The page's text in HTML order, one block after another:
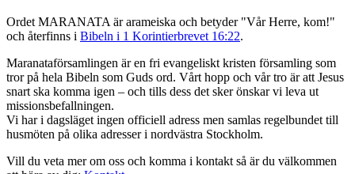
Ordet MARANATA är arameiska och betyder "Vår Herre, kom!"
och återfinns i Bibeln i 1 Korintierbrevet 16:22.
Maranataförsamlingen är en fri evangeliskt kristen församling som
tror på hela Bibeln som Guds ord. Vårt hopp och vår tro är att Jesus
snart ska komma igen – och tills dess det sker önskar vi leva ut
missionsbefallningen.
Vi har i dagsläget ingen officiell adress men samlas regelbundet till
husmöten på olika adresser i nordvästra Stockholm.
Vill du veta mer om oss och komma i kontakt så är du välkommen